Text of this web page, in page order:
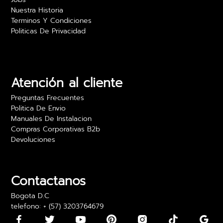
Camilo Rojas
recomiendo para oficinas.
24 abril 2024
Daniela Martínez
doblados. Los pude usar, pero fue algo incómodo
15 mayo 2024
Nuestra Historia
Terminos Y Condiciones
Politicas De Privacidad
Atención al cliente
Preguntas Frecuentes
Politica De Envio
Manuales De Instalacion
Compras Corporativas B2b
Devoluciones
Contactanos
Bogota D.C
telefono: + (57) 3203764679